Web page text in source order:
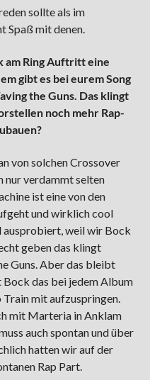
sollte als im
Spaß mit denen.
am Ring Auftritt eine
gibt es bei eurem Song
the Guns. Das klingt
noch mehr Rap-
von solchen Crossover
nur verdammt selten
ist eine von den
und wirklich cool
ausprobiert, weil wir Bock
geben das klingt
Guns. Aber das bleibt
das bei jedem Album
mit aufzuspringen.
mit Marteria in Anklam
auch spontan und über
hatten wir auf der
Rap Part.